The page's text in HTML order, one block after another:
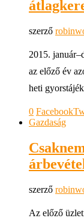
szerző
2015.
az előző év
heti
0 Facebook
Gazdaság
szerző
Az előző